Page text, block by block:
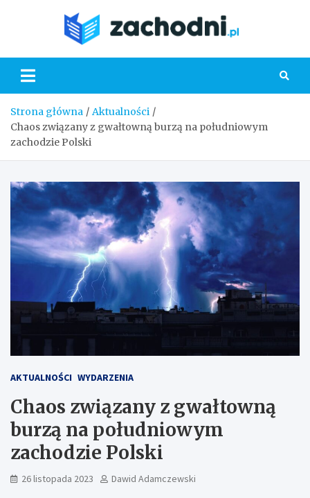
Strona główna
Aktualności
Chaos związany z gwałtowną burzą na południowym
zachodzie Polski
AKTUALNOŚCI WYDARZENIA
Chaos związany z gwałtowną
burzą na południowym
zachodzie Polski
26 listopada 2023 Dawid Adamczewski